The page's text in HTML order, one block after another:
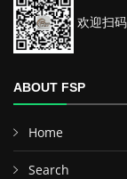
欢迎扫
ABOUT FSP
Home
Search